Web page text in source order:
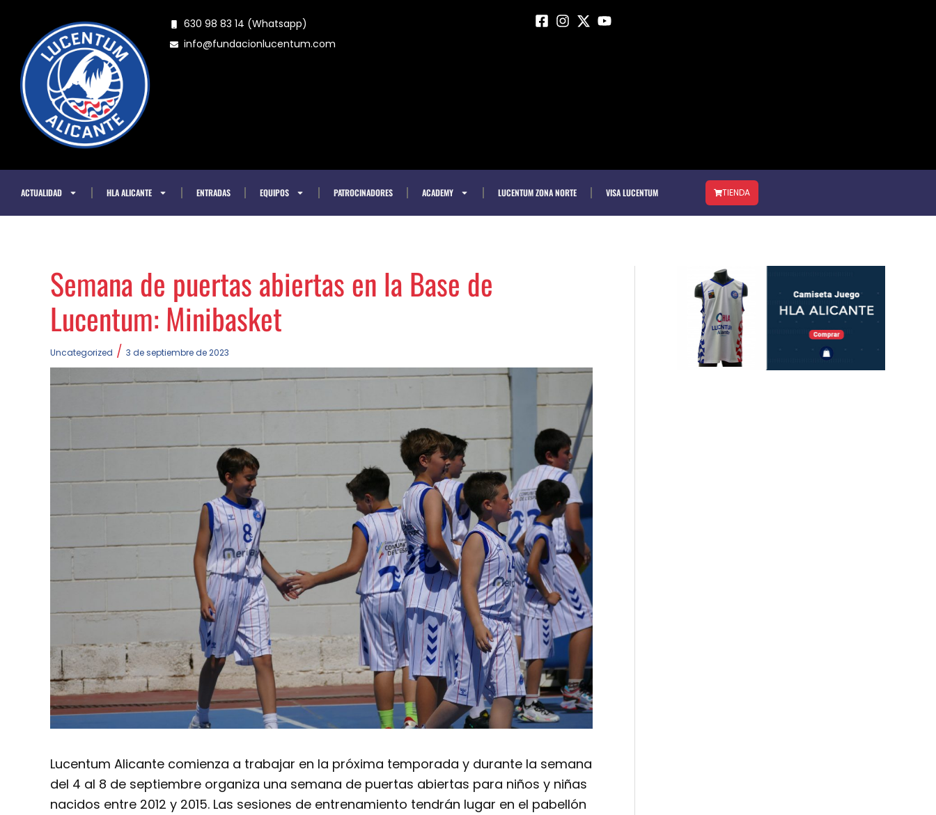
contenido
630 98 83 14 (Whatsapp)
info@fundacionlucentum.com
ACTUALIDAD HLA ALICANTE ENTRADAS EQUIPOS PATROCINADORES ACADEMY LUCENTUM ZONA NORTE VISA LUCENTUM TIENDA
Semana de puertas abiertas en la Base de
Lucentum: Minibasket
Uncategorized / 3 de septiembre de 2023
Lucentum Alicante comienza a trabajar en la próxima temporada y durante la semana
del 4 al 8 de septiembre organiza una semana de puertas abiertas para niños y niñas
nacidos entre 2012 y 2015. Las sesiones de entrenamiento tendrán lugar en el pabellón